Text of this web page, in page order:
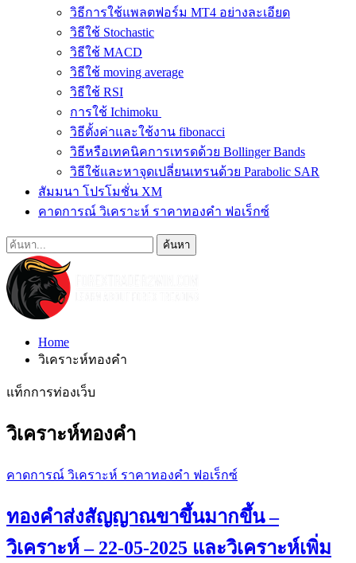
วิธีการใช้แพลตฟอร์ม MT4 อย่างละเอียด
วิธีใช้ Stochastic
วิธีใช้ MACD
วิธีใช้ moving average
วิธีใช้ RSI
การใช้ Ichimoku
วิธีตั้งค่าและใช้งาน fibonacci
วิธีหรือเทคนิคการเทรดด้วย Bollinger Bands
วิธีใช้และหาจุดเปลี่ยนเทรนด้วย Parabolic SAR
สัมมนา โปรโมชั่น XM
คาดการณ์ วิเคราะห์ ราคาทองคำ ฟอเร็กซ์
Home
วิเคราะห์ทองคำ
แท็กการท่องเว็บ
วิเคราะห์ทองคำ
คาดการณ์ วิเคราะห์ ราคาทองคำ ฟอเร็กซ์
ทองคำส่งสัญญาณขาขึ้นมากขึ้น –
วิเคราะห์ – 22-05-2025 และวิเคราะห์เพิ่ม